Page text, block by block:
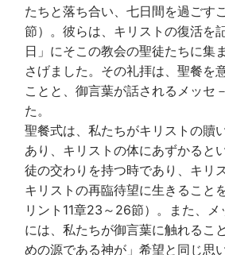
たちと落ち合い、七日間を過ごす
節）。彼らは、キリストの復活を
日」にそこの教会の聖徒たちに集
さげました。その礼拝は、聖餐を
ことと、御言葉が話されるメッセ
た。
聖餐式は、私たちがキリストの贖
あり、キリストの体にあずかると
徒の交わりを持つ時であり、キリ
キリストの再臨待望に生きること
リント11章23～26節）。また、
には、私たちが御言葉に触れるこ
めの源である神が」希望と同じ思